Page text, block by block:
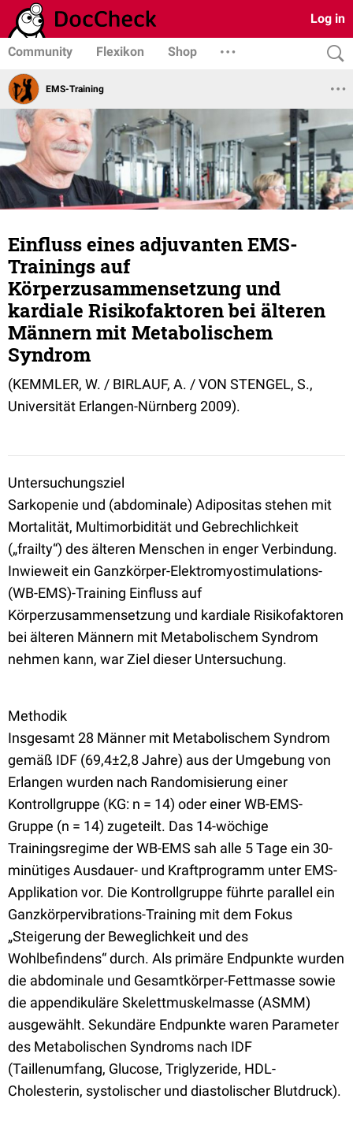
Log in
Community Flexikon Shop
EMS-Training
Einfluss eines adjuvanten EMS-
Trainings auf
Körperzusammensetzung und
kardiale Risikofaktoren bei älteren
Männern mit Metabolischem
Syndrom
(KEMMLER, W. / BIRLAUF, A. / VON STENGEL, S.,
Universität Erlangen-Nürnberg 2009).
Untersuchungsziel
Sarkopenie und (abdominale) Adipositas stehen mit
Mortalität, Multimorbidität und Gebrechlichkeit
(„frailty“) des älteren Menschen in enger Verbindung.
Inwieweit ein Ganzkörper-Elektromyostimulations-
(WB-EMS)-Training Einfluss auf
Körperzusammensetzung und kardiale Risikofaktoren
bei älteren Männern mit Metabolischem Syndrom
nehmen kann, war Ziel dieser Untersuchung.
Methodik
Insgesamt 28 Männer mit Metabolischem Syndrom
gemäß IDF (69,4±2,8 Jahre) aus der Umgebung von
Erlangen wurden nach Randomisierung einer
Kontrollgruppe (KG: n = 14) oder einer WB-EMS-
Gruppe (n = 14) zugeteilt. Das 14-wöchige
Trainingsregime der WB-EMS sah alle 5 Tage ein 30-
minütiges Ausdauer- und Kraftprogramm unter EMS-
Applikation vor. Die Kontrollgruppe führte parallel ein
Ganzkörpervibrations-Training mit dem Fokus
„Steigerung der Beweglichkeit und des
Wohlbefindens“ durch. Als primäre Endpunkte wurden
die abdominale und Gesamtkörper-Fettmasse sowie
die appendikuläre Skelettmuskelmasse (ASMM)
ausgewählt. Sekundäre Endpunkte waren Parameter
des Metabolischen Syndroms nach IDF
(Taillenumfang, Glucose, Triglyzeride, HDL-
Cholesterin, systolischer und diastolischer Blutdruck).